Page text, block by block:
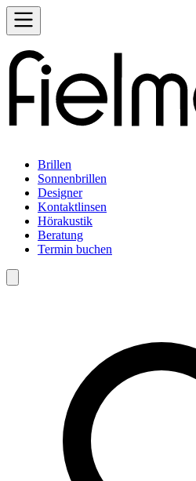
Brillen
Sonnenbrillen
Designer
Kontaktlinsen
Hörakustik
Beratung
Termin buchen